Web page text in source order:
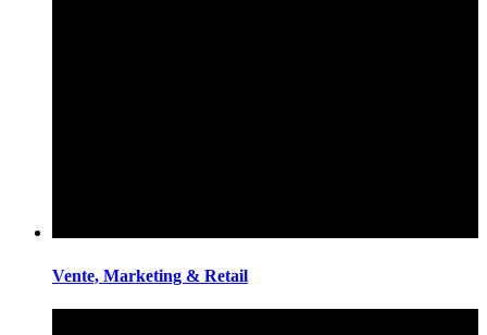
Vente, Marketing & Retail